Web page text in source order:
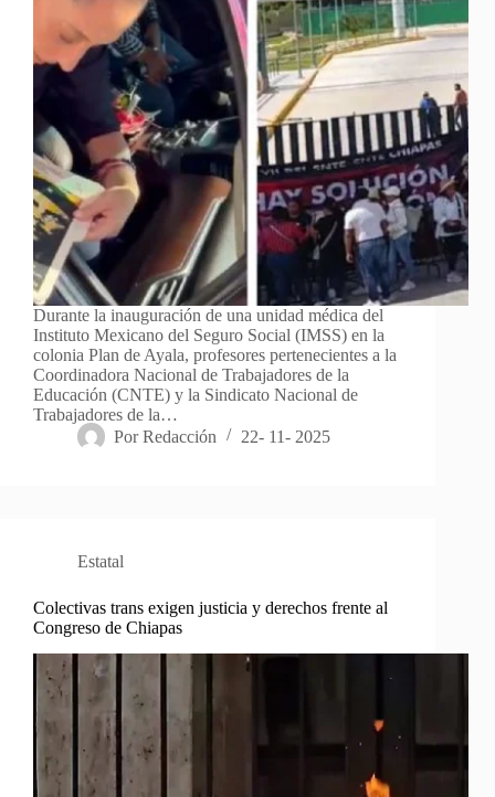
Durante la inauguración de una unidad médica del
Instituto Mexicano del Seguro Social (IMSS) en la
colonia Plan de Ayala, profesores pertenecientes a la
Coordinadora Nacional de Trabajadores de la
Educación (CNTE) y la Sindicato Nacional de
Trabajadores de la…
Por Redacción 22- 11- 2025
Estatal
Colectivas trans exigen justicia y derechos frente al
Congreso de Chiapas